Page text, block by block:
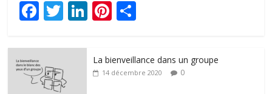
F
e
b
o
T
itt
er
Li
e
Pi
e g
La bienveillance dans un groupe
14 décembre 2020 0